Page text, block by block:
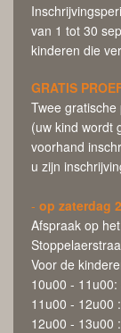
van 1 tot 30
kinderen die
GRATIS
Twee
(uw kind wordt
voorhand
u zijn
- op zaterdag
Afspraak op
Voor de
10u00 -
11u00 - 12u00
12u00 - 13u00